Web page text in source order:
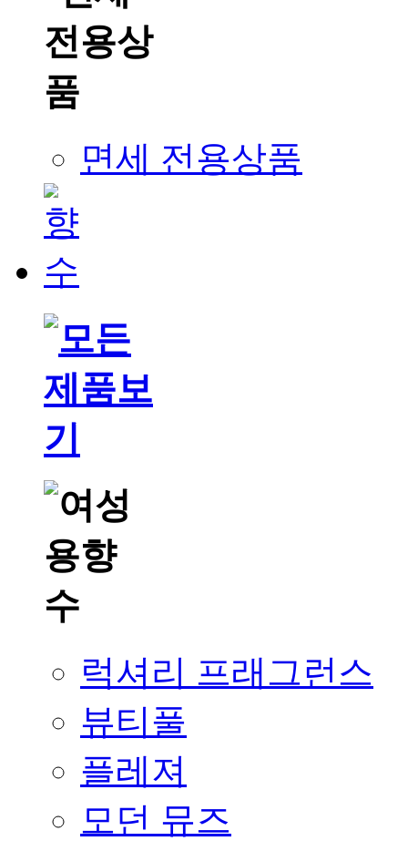
면세 전용상품
럭셔리 프래그런스
뷰티풀
플레져
모던 뮤즈